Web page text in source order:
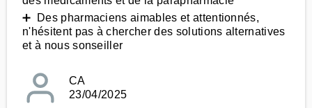
➕ Des pharmaciens aimables et attentionnés,
n'hésitent pas à chercher des solutions alternatives
et à nous sonseiller
CA
23/04/2025